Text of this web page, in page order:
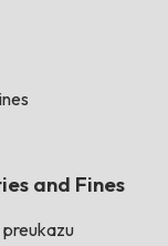
and Fines